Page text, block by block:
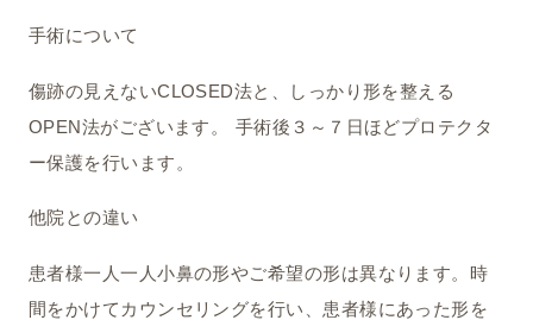
手術について
傷跡の見えないCLOSED法と、しっかり形を整える
OPEN法がございます。 手術後３～７日ほどプロテクタ
ー保護を行います。
他院との違い
患者様一人一人小鼻の形やご希望の形は異なります。時
間をかけてカウンセリングを行い、患者様にあった形を